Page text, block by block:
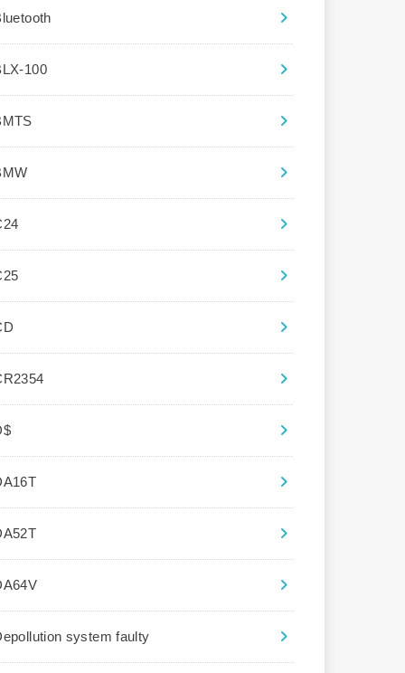
100
system faulty